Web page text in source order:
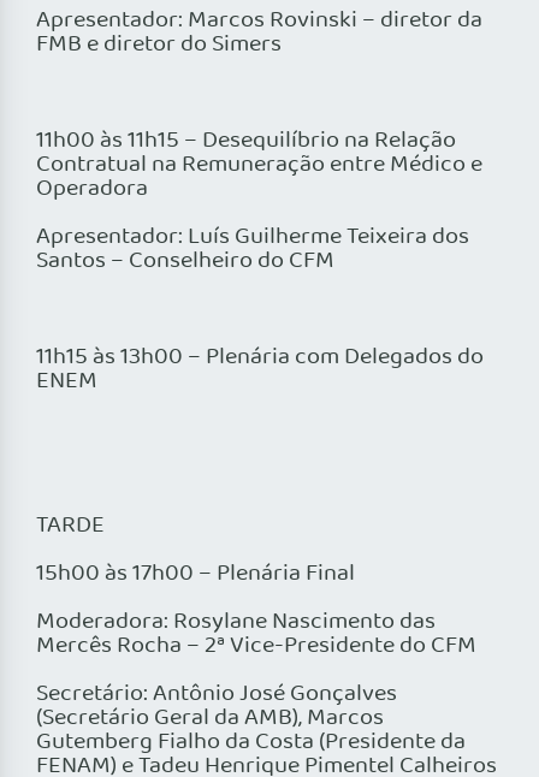
Apresentador: Marcos Rovinski – diretor da
FMB e diretor do Simers
11h00 às 11h15 – Desequilíbrio na Relação
Contratual na Remuneração entre Médico e
Operadora
Apresentador: Luís Guilherme Teixeira dos
Santos – Conselheiro do CFM
11h15 às 13h00 – Plenária com Delegados do
ENEM
TARDE
15h00 às 17h00 – Plenária Final
Moderadora: Rosylane Nascimento das
Mercês Rocha – 2ª Vice-Presidente do CFM
Secretário: Antônio José Gonçalves
(Secretário Geral da AMB), Marcos
Gutemberg Fialho da Costa (Presidente da
FENAM) e Tadeu Henrique Pimentel Calheiros